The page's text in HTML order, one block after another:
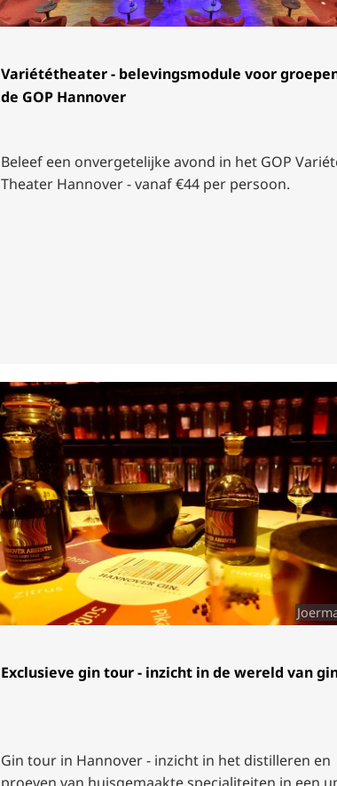
Variététheater - belevingsmodule voor
de GOP Hannover
Beleef een onvergetelijke avond in het GOP
Theater Hannover - vanaf €44 per persoon.
Exclusieve gin tour - inzicht in de wereld van
Gin tour in Hannover - inzicht in het distilleren en